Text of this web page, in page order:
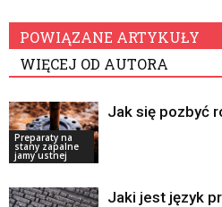
POWIĄZANE ARTYKUŁY
WIĘCEJ OD AUTORA
Preparaty na
stany zapalne
jamy ustnej
Jak się pozbyć
Jaki jest język